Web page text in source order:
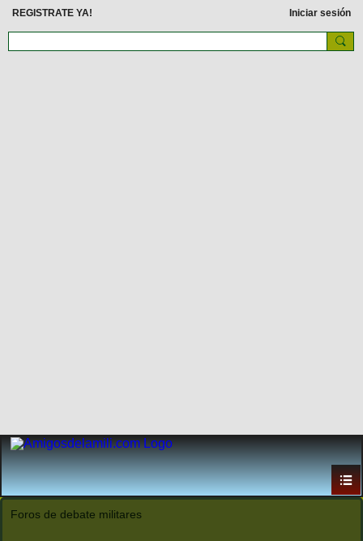
REGISTRATE YA! Iniciar sesión
Foros de debate militares